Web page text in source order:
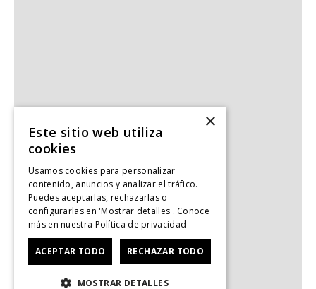
×
Este sitio web utiliza
cookies
Usamos cookies para personalizar
contenido, anuncios y analizar el tráfico.
Puedes aceptarlas, rechazarlas o
configurarlas en 'Mostrar detalles'. Conoce
más en nuestra Política de privacidad
ACEPTAR TODO RECHAZAR TODO
MOSTRAR DETALLES